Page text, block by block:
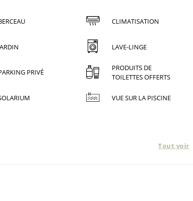
CLIMATISATION
LAVE-LINGE
PRIVÉ
PRODUITS DE
TOILETTES OFFERTS
VUE SUR LA PISCINE
Tout voir